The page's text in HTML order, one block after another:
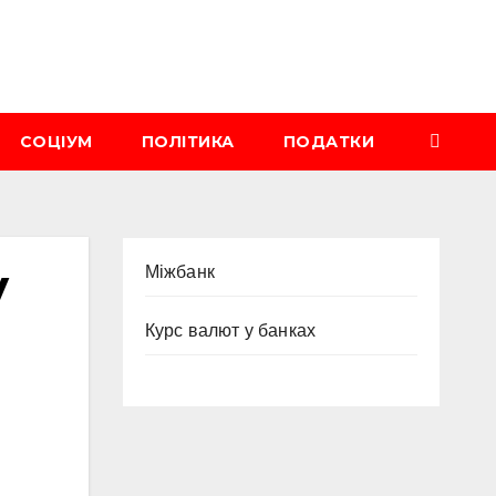
СОЦІУМ ПОЛІТИКА ПОДАТКИ
Міжбанк
Курс валют у банках